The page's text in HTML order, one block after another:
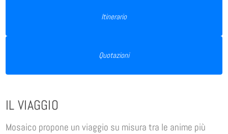
Itinerario
Quotazioni
IL VIAGGIO
Mosaico propone un viaggio su misura tra le anime più